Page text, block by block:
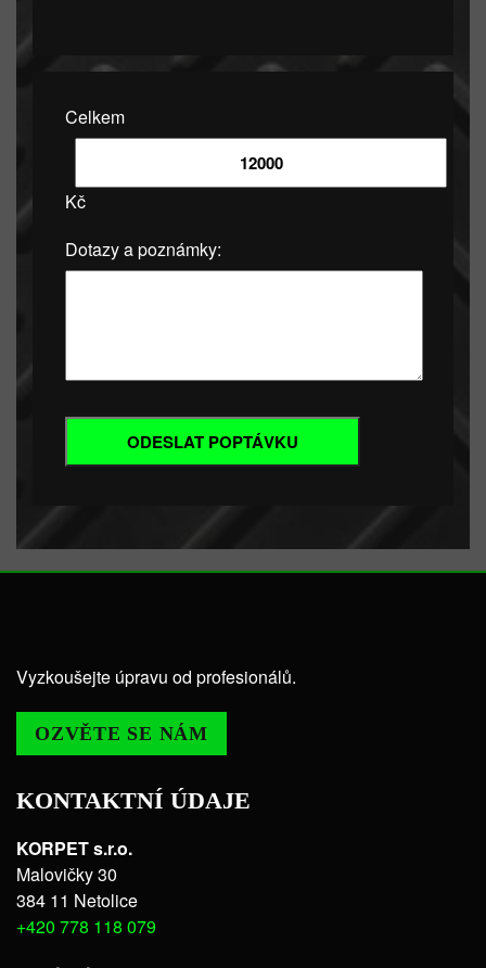
Celkem
Kč
Dotazy a poznámky:
Vyzkoušejte úpravu od profesionálů.
OZVĚTE SE NÁM
KONTAKTNÍ ÚDAJE
KORPET s.r.o.
Malovičky 30
384 11 Netolice
+420 778 118 079